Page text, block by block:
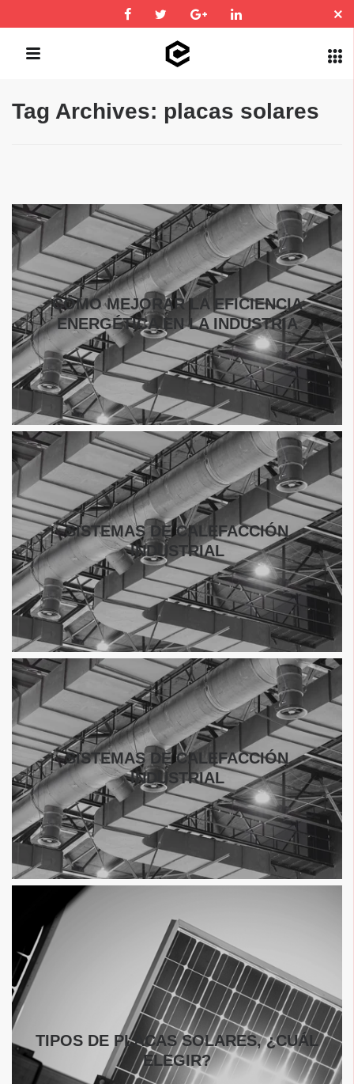
QUICK LINKS
Tag Archives: placas solares
CÓMO MEJORAR LA EFICIENCIA
ENERGÉTICA EN LA INDUSTRIA
SISTEMAS DE CALEFACCIÓN
INDUSTRIAL
SISTEMAS DE CALEFACCIÓN
INDUSTRIAL
TIPOS DE PLACAS SOLARES, ¿CUÁL
ELEGIR?